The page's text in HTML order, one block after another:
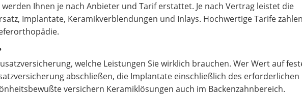
Ihnen je nach Anbieter und Tarif erstattet. Je nach Vertrag leistet die
Implantate, Keramikverblendungen und Inlays. Hochwertige Tarife
welche Leistungen Sie wirklich brauchen. Wer Wert auf
abschließen, die Implantate einschließlich des erforderlichen
versichern Keramiklösungen auch im Backenzahnbereich.